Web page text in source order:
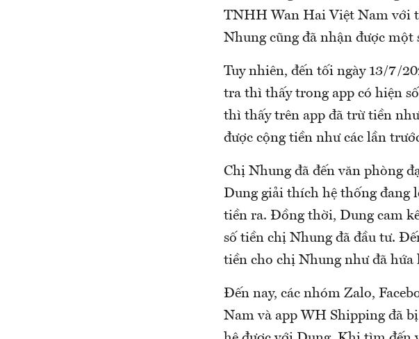
TNHH Wan Hai Việt Nam với
Nhung cũng đã nhận được một
Tuy nhiên, đến tối ngày 13/7/
tra thì thấy trong app có hiện
thì thấy trên app đã trừ tiền
được cộng tiền như các lần
Chị Nhung đã đến văn phòng
Dung giải thích hệ thống đang
tiền ra. Đồng thời, Dung cam
số tiền chị Nhung đã đầu tư.
tiền cho chị Nhung như đã hứa
Đến nay, các nhóm Zalo,
Nam và app WH Shipping đã